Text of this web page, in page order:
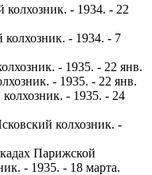
колхозник. - 1934. - 22
- 1934. - 7
- 1935. - 22 янв.
- 1935. - 22 янв.
- 1935. - 24
колхозник. -
Парижской
- 1935. - 18 марта.